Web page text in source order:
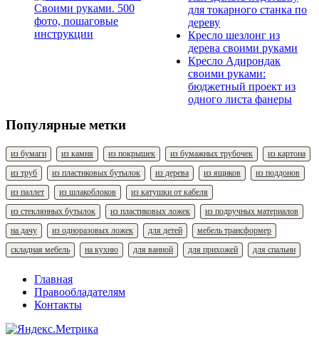
для токарного станка по
дереву
Кресло шезлонг из
дерева своими руками
Кресло Адирондак
своими руками:
бюджетный проект из
одного листа фанеры
Популярные метки
из бумаги из камня из покрышек из бумажных трубочек
из картона
из труб
из пластиковых бутылок из дерева из ящиков
из поддонов
из паллет
из шлакоблоков
из катушки от кабеля
из стеклянных бутылок
из пластиковых ложек
из подручных материалов
на дачу
из одноразовых ложек для детей
мебель трансформер
складная мебель
на кухню для ванной для прихожей для спальни
Главная
Правообладателям
Контакты